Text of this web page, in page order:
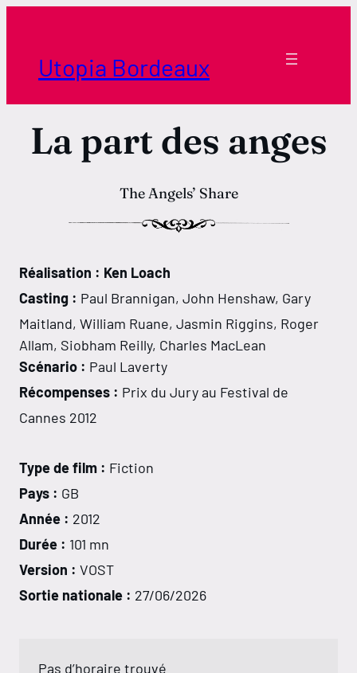
contenuUtopia Bordeaux
La part des anges
The Angels’ Share
Réalisation : Ken Loach
Casting : Paul Brannigan, John Henshaw, Gary
Maitland, William Ruane, Jasmin Riggins, Roger
Allam, Siobham Reilly, Charles MacLean
Scénario : Paul Laverty
Récompenses : Prix du Jury au Festival de
Cannes 2012
Type de film : Fiction
Pays : GB
Année : 2012
Durée : 101 mn
Version : VOST
Sortie nationale : 27/06/2026
Pas d’horaire trouvé